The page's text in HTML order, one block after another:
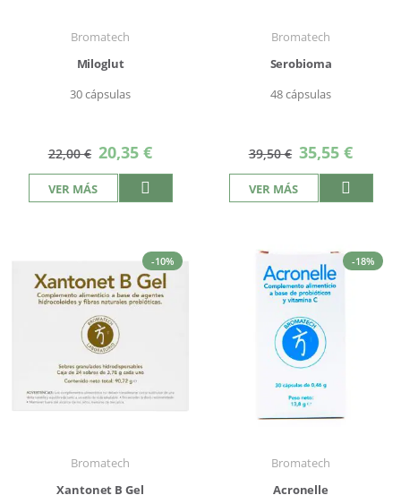
Bromatech
Miloglut
30 cápsulas
22,00 € Precio
especial
20,35 €
VER MÁS
Bromatech
Serobioma
48 cápsulas
39,50 € Precio
especial
35,55 €
VER MÁS
-10%
Bromatech
Xantonet B Gel
-18%
Bromatech
Acronelle